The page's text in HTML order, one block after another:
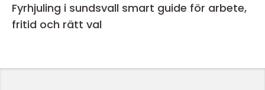
Fyrhjuling i sundsvall smart guide för arbete,
fritid och rätt val